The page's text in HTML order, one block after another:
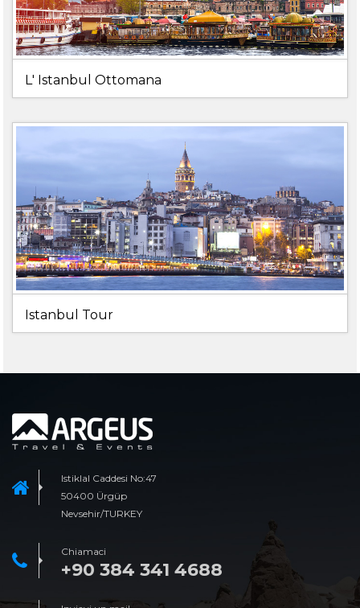
L' Istanbul Ottomana
Istanbul Tour
Istiklal Caddesi No:47
50400 Ürgüp
Nevsehir/TURKEY
Chiamaci
+90 384 341 4688